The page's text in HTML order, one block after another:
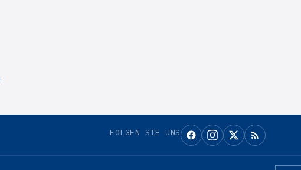
FOLGEN SIE UNS